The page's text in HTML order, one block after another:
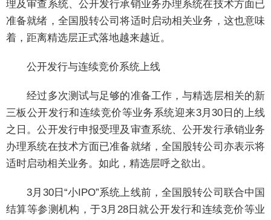
理及审查系统、公开发行承销业务办理系统在技术方面已
准备就绪，全国股转公司将适时启动相关业务，这也意味
着，距离精选层正式落地越来越近。
公开发行与连续竞价系统上线
经过多次测试与足够的准备工作，与精选层相关的新
三板公开发行和连续竞价等业务系统迎来3月30日的上线
之日。公开发行申报受理及审查系统、公开发行承销业务
办理系统在技术方面已准备就绪，全国股转公司亦表示将
适时启动相关业务。如此，精选层呼之欲出。
3月30日“小IPO”系统上线前，全国股转公司联合中国
结算等参测机构，于3月28日就公开发行和连续竞价等业